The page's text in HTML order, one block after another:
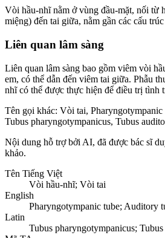
Vòi hầu-nhĩ nằm ở vùng đầu-mặt, nối từ
miệng) đến tai giữa, nằm gần các cấu
Liên quan lâm sàng
Liên quan lâm sàng bao gồm viêm vòi
em, có thể dẫn đến viêm tai giữa. Phẫu
nhĩ có thể được thực hiện để điều trị tình
Tên gọi khác: Vòi tai,
Tubus pharyngotympanicus, Tubus
Nội dung hỗ trợ bởi AI, đã được bác sĩ
khảo.
Tên Tiếng Việt
Vòi hầu-nhĩ; Vòi tai
English
Pharyngotympanic tube; Auditory
Latin
Tubus pharyngotympanicus;